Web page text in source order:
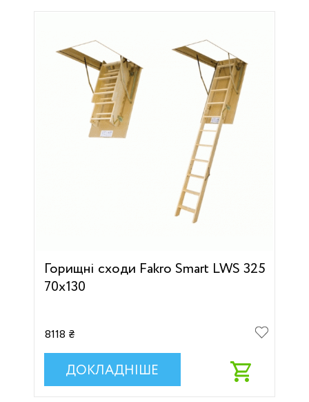
Горищні сходи Fakro Smart LWS 325
70х130
8118 ₴
ДОКЛАДНІШЕ